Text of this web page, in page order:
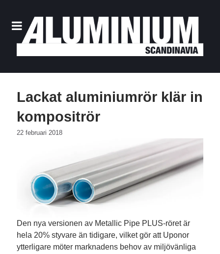
Lackat aluminiumrör klär in
kompositrör
22 februari 2018
Den nya versionen av Metallic Pipe PLUS-röret är
hela 20% styvare än tidigare, vilket gör att Uponor
ytterligare möter marknadens behov av miljövänliga